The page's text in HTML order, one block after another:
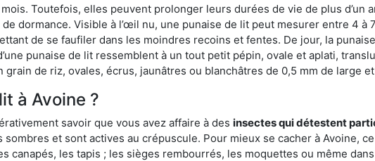
Toutefois, elles peuvent prolonger leurs durées de vie de plus d’un
dormance. Visible à l’œil nu, une punaise de lit peut mesurer entre 4 à
de se faufiler dans les moindres recoins et fentes. De jour, la
punaise de lit ressemblent à un tout petit pépin, ovale et aplati,
de riz, ovales, écrus, jaunâtres ou blanchâtres de 0,5 mm de large
à Avoine ?
savoir que vous avez affaire à des insectes qui détestent
sombres et sont actives au crépuscule. Pour mieux se cacher à Avoine,
canapés, les tapis ; les sièges rembourrés, les moquettes ou même